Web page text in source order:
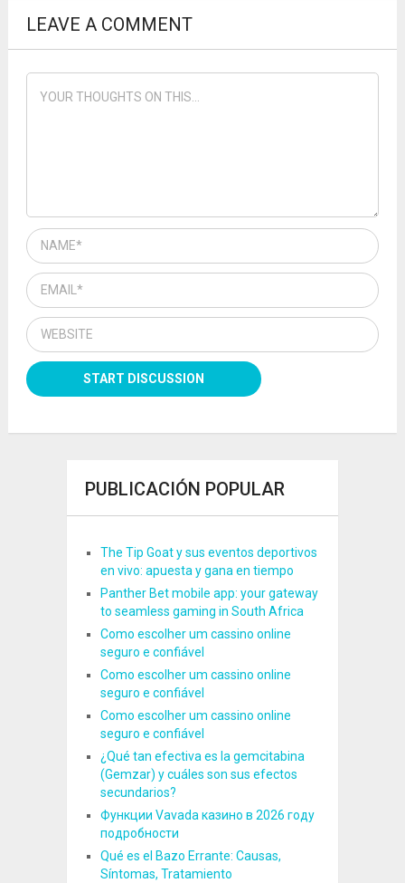
LEAVE A COMMENT
PUBLICACIÓN POPULAR
The Tip Goat y sus eventos deportivos
en vivo: apuesta y gana en tiempo
Panther Bet mobile app: your gateway
to seamless gaming in South Africa
Como escolher um cassino online
seguro e confiável
Como escolher um cassino online
seguro e confiável
Como escolher um cassino online
seguro e confiável
¿Qué tan efectiva es la gemcitabina
(Gemzar) y cuáles son sus efectos
secundarios?
Функции Vavada казино в 2026 году
подробности
Qué es el Bazo Errante: Causas,
Síntomas, Tratamiento